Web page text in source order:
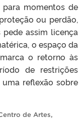
momentos de
ou perdão,
assim licença
o espaço da
o retorno às
de restrições
reflexão sobre
de Artes,